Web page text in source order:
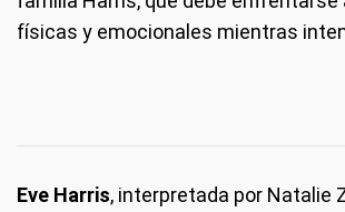
físicas y emocionales mientras
Eve Harris, interpretada por Natalie